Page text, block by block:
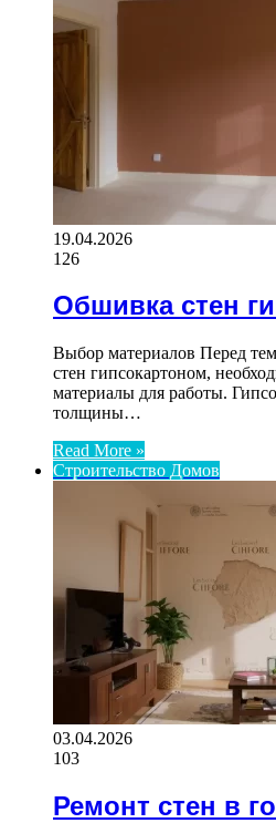
19.04.2026
126
Обшивка стен
Выбор материалов Перед
стен гипсокартоном,
материалы для работы.
толщины…
Read More »
Строительство Домов
03.04.2026
103
Ремонт стен в